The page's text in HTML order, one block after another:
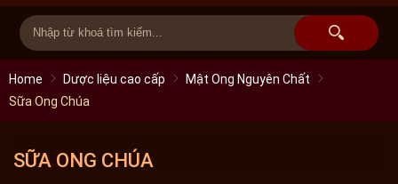
Home Dược liệu cao cấp
Mật Ong Nguyên Chất
Sữa Ong Chúa
SỮA ONG CHÚA